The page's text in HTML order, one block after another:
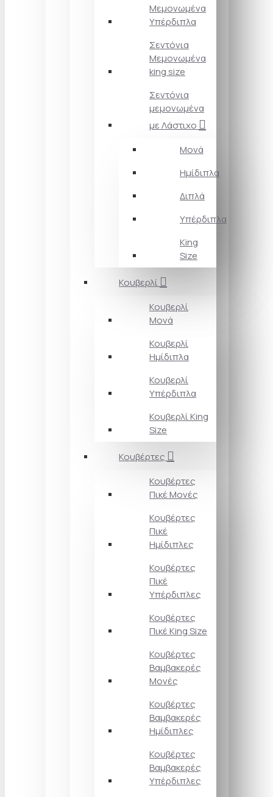
Μεμονωμένα
Υπέρδιπλα
Σεντόνια
Μεμονωμένα
king size
Σεντόνια
μεμονωμένα
με Λάστιχο
Μονά
Ημίδιπλα
Διπλά
Υπέρδιπλα
King
Size
Κουβερλί
Κουβερλί
Μονά
Κουβερλί
Ημίδιπλα
Κουβερλί
Υπέρδιπλα
Κουβερλί King
Size
Κουβέρτες
Κουβέρτες
Πικέ Μονές
Κουβέρτες
Πικέ
Ημίδιπλες
Κουβέρτες
Πικέ
Υπέρδιπλες
Κουβέρτες
Πικέ King Size
Κουβέρτες
Βαμβακερές
Μονές
Κουβέρτες
Βαμβακερές
Ημίδιπλες
Κουβέρτες
Βαμβακερές
Υπέρδιπλες